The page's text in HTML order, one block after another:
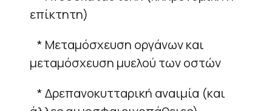
επίκτητη)
* Μεταμόσχευση οργάνων και
μεταμόσχευση μυελού των οστών
* Δρεπανοκυτταρική αναιμία (και